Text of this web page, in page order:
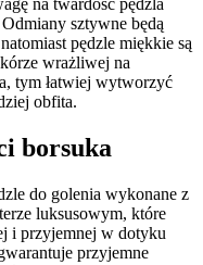
na twardość pędzla
sztywne będą
pędzle miękkie są
wrażliwej na
tym łatwiej wytworzyć
obfita.
borsuka
do golenia wykonane z
luksusowym, które
i przyjemnej w dotyku
przyjemne